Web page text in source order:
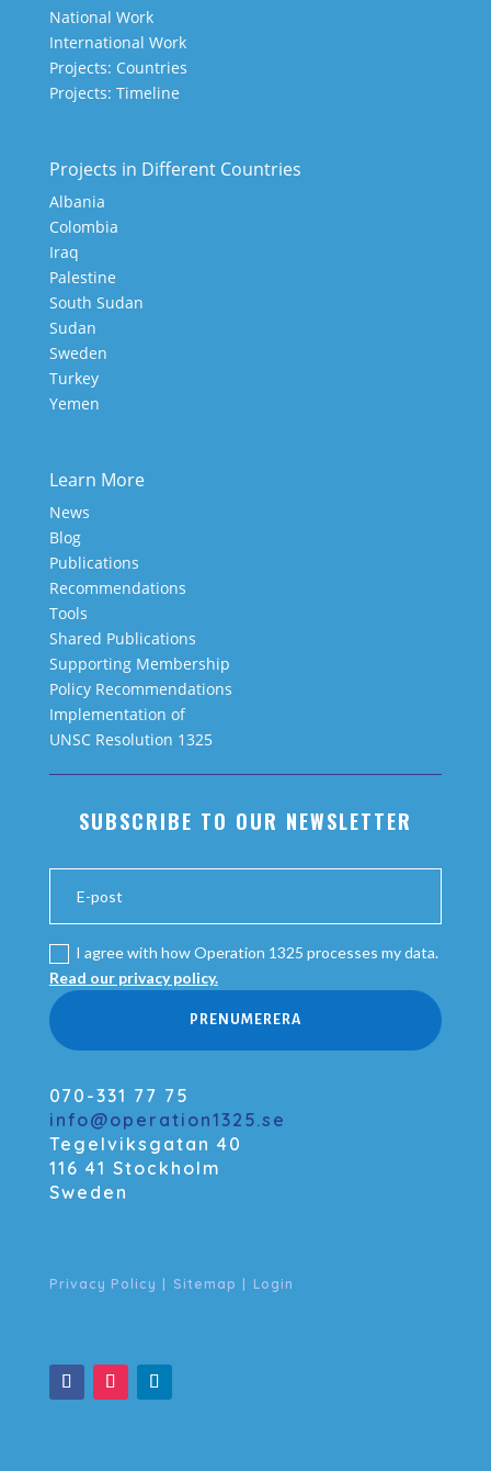
National Work
International Work
Projects: Countries
Projects: Timeline
Projects in Different Countries
Albania
Colombia
Iraq
Palestine
South Sudan
Sudan
Sweden
Turkey
Yemen
Learn More
News
Blog
Publications
Recommendations
Tools
Shared Publications
Supporting Membership
Policy Recommendations
Implementation of
UNSC Resolution 1325
SUBSCRIBE TO OUR NEWSLETTER
I agree with how Operation 1325 processes my data.
Read our privacy policy.
PRENUMERERA
070-331 77 75
info@operation1325.se
Tegelviksgatan 40
116 41 Stockholm
Sweden
Privacy Policy | Sitemap | Login